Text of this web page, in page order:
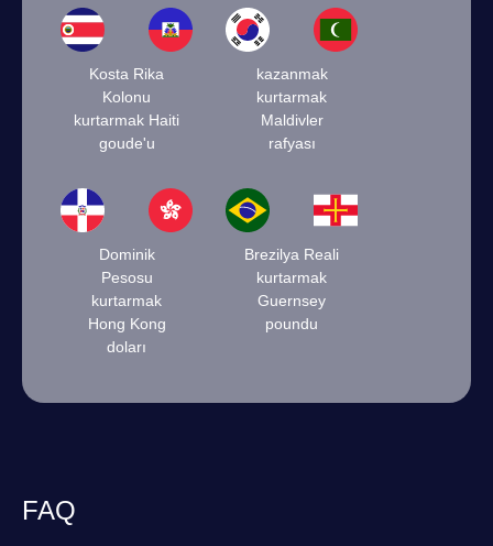
Kosta Rika
Kolonu
kurtarmak Haiti
goude'u
kazanmak
kurtarmak
Maldivler
rafyası
Dominik
Pesosu
kurtarmak
Hong Kong
doları
Brezilya Reali
kurtarmak
Guernsey
poundu
FAQ